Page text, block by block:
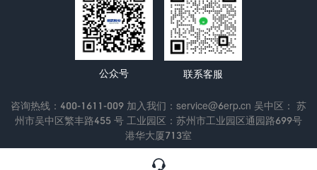

公众号 联系客服
咨询热线：400-1611-009 加入我们：service@6erp.cn 吴中区： 苏
州市吴中区繁丰路455 号 工业园区：苏州市工业园区通园路699号
港华大厦713室
Copyright © 2022 苏州通商软件科技有限公司